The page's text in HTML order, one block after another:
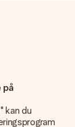
på
kan du